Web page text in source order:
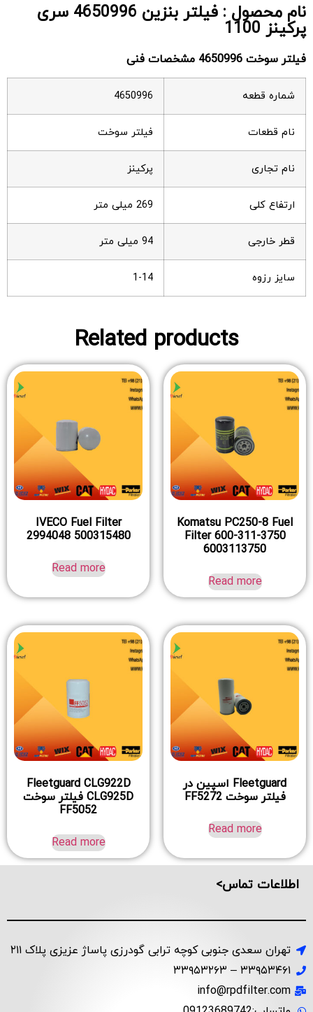
نام محصول : فیلتر بنزین 4650996 سری
پرکینز 1100
فیلتر سوخت مشخصات فنی
شماره قطعه 4650996
نام قطعات فیلتر سوخت
نام تجاری پرکینز
ارتفاع کلی 269 میلی متر
قطر خارجی 94 میلی متر
سایز رزوه 1-14
Related products
Komatsu PC250-8 Fuel
Filter 600-311-3750
6003113750
Read more
IVECO Fuel Filter
2994048 500315480
Read more
Fleetguard اسپین در
فیلتر سوخت FF5272
Read more
Fleetguard CLG922D
CLG925D فیلتر سوخت
FF5052
Read more
اطلاعات تماس>
تهران سعدی جنوبی کوچه ترابی گودرزی پاساژ عزیزی پلاک ۲۱۱
۳۳۹۵۳۴۶۱ – ۳۳۹۵۳۲۶۳
info@rpdfilter.com